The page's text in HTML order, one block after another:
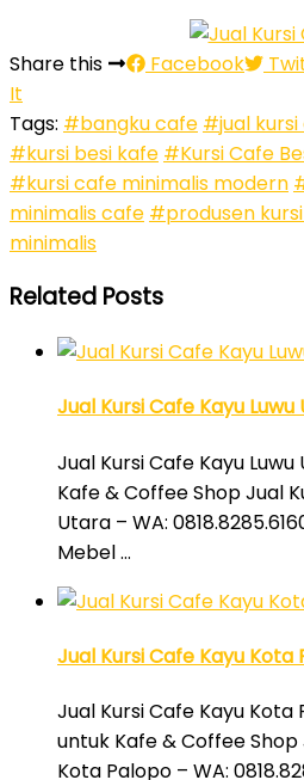
Share this Facebook
It
Tags: #bangku cafe #jual
#kursi besi kafe #Kursi Cafe
#kursi cafe minimalis modern
minimalis cafe #produsen
minimalis
Related Posts
Jual Kursi Cafe Kayu Luwu
Jual Kursi Cafe Kayu
Kafe & Coffee Shop Jual
Utara – WA:
Mebel …
Jual Kursi Cafe Kayu Kota
Jual Kursi Cafe Kayu
untuk Kafe & Coffee Shop
Kota Palopo – WA: